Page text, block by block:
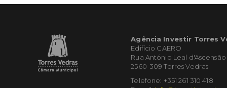
Agência Investir Torres
Edifício CAERO
Rua António Leal d'Ascensão
2560-309 Torres Vedras
Telefone: +351 261 310 418